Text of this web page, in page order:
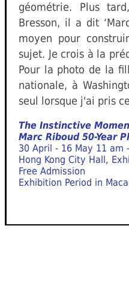
géométrie. Plus
Bresson, il a dit
moyen pour
sujet. Je crois à la
Pour la photo de la
nationale, à
seul lorsque j'ai pris
The Instinctive
Marc Riboud 50-Year
30 April - 16 May 11 am
Hong Kong City Hall,
Free Admission
Exhibition Period in